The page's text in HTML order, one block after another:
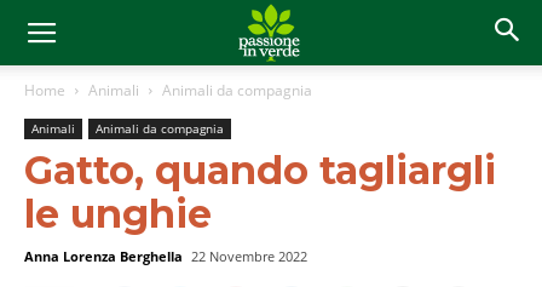
Home Animali Animali da compagnia
Animali Animali da compagnia
Gatto, quando tagliargli
le unghie
Anna Lorenza Berghella 22 Novembre 2022